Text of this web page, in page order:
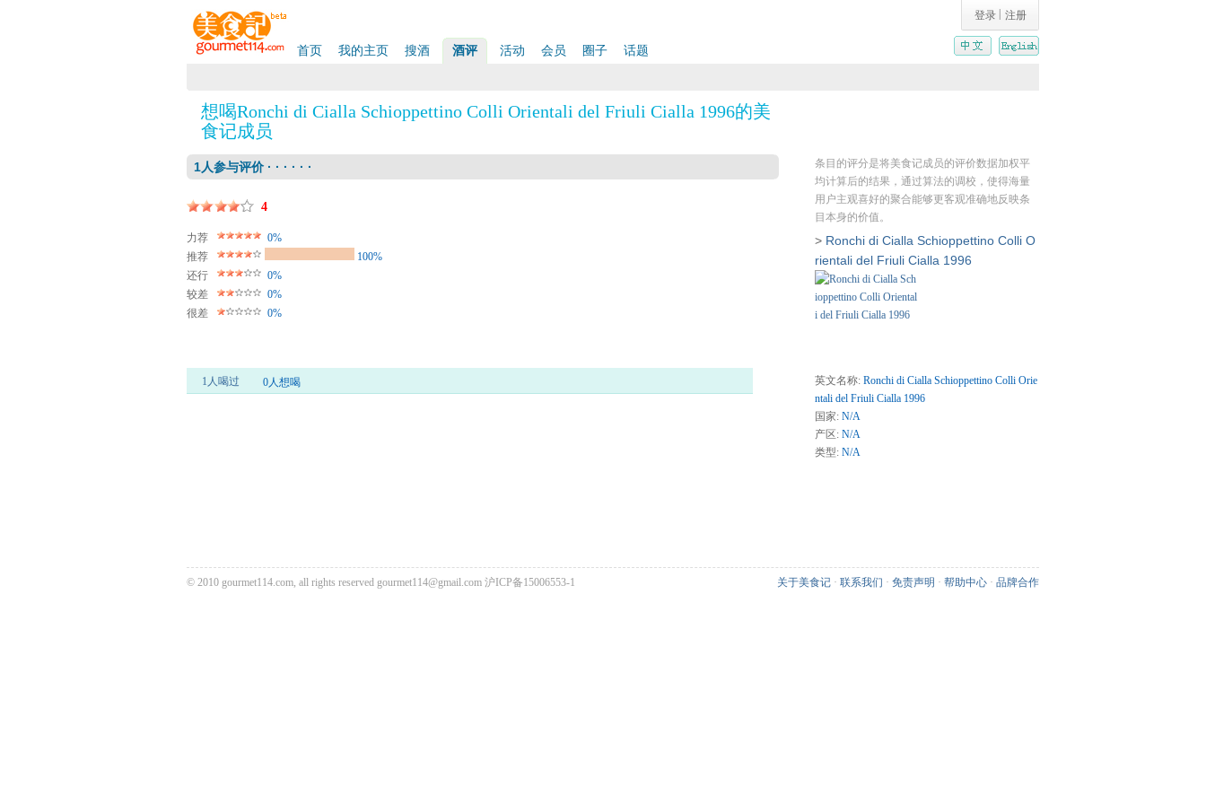
登录 注册
首页 我的主页 搜酒 酒评 活动 会员 圈子 话题
想喝Ronchi di Cialla Schioppettino Colli Orientali del Friuli Cialla 1996的美
食记成员
1人参与评价 · · · · · ·
4
力荐
0%
推荐
100%
还行
0%
较差
0%
很差
0%
1人喝过 0人想喝
条目的评分是将美食记成员的评价数据加权平
均计算后的结果，通过算法的调校，使得海量
用户主观喜好的聚合能够更客观准确地反映条
目本身的价值。
> Ronchi di Cialla Schioppettino Colli O
rientali del Friuli Cialla 1996
英文名称: Ronchi di Cialla Schioppettino Colli Orie
ntali del Friuli Cialla 1996
国家: N/A
产区: N/A
类型: N/A
© 2010 gourmet114.com, all rights reserved gourmet114@gmail.com 沪ICP备15006553-1 关于美食记 · 联系我们 · 免责声明 · 帮助中心 · 品牌合作